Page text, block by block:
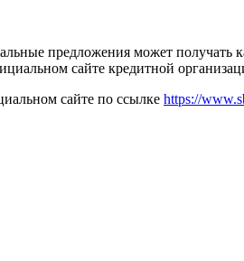
предложения может
сайте кредитной
сайте по ссылке https://